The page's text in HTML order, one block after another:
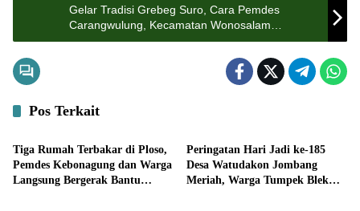
Gelar Tradisi Grebeg Suro, Cara Pemdes
Carangwulung, Kecamatan Wonosalam
Jombang Lestarikan Tradisi Ruwat Dusun
Pos Terkait
Pemerintahan
Tiga Rumah Terbakar di Ploso,
Pemdes Kebonagung dan Warga
Langsung Bergerak Bantu
Peringatan Hari Jadi ke-185
Desa Watudakon Jombang
Meriah, Warga Tumpek Blek
Pemerintahan Bisnis